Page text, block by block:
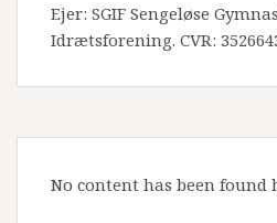
Ejer: SGIF Sengeløse
Idrætsforening. CVR:
No content has been found